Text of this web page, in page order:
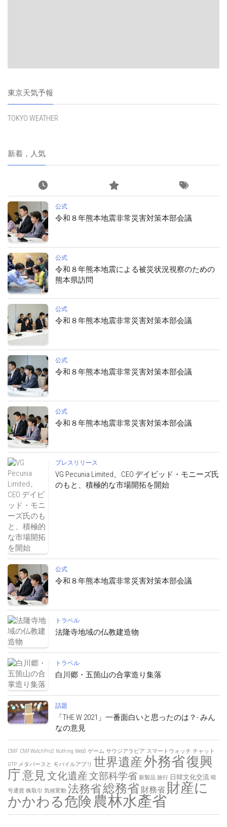
東京天気予報
TOKYO WEATHER
新着，人気
公式
令和８年熊本地震非常災害対策本部会議
公式
令和８年熊本地震による被災状況視察のための
熊本県訪問
公式
令和８年熊本地震非常災害対策本部会議
公式
令和８年熊本地震非常災害対策本部会議
公式
令和８年熊本地震非常災害対策本部会議
プレスリリース
VG Pecunia Limited、CEO デイビッド・モニーズ氏
のもと、積極的な市場開拓を開始
公式
令和８年熊本地震非常災害対策本部会議
トラベル
法隆寺地域の仏教建造物
トラベル
白川郷・五箇山の合掌造り集落
話題
「THE W 2021」一番面白いと思ったのは？- みん
なの意見
CMF CMFWatchPro2 Nothing Web3 ゲーム サウジアラビア スマートウォッチ チャット
GTP メタバースと モバイルアプリ 世界遺産外務省復興
庁意見文化遺産文部科学省 新製品 旅行 日韓文化交流 暗
号通貨 株取引 気候変動 法務省総務省 財務省 財産に
かかわる危険 農林水產省